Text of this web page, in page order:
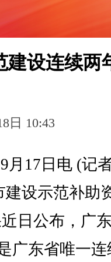
建设连续两
日 10:43
17日电 (记
设示范补助
日公布，广
广东省唯一